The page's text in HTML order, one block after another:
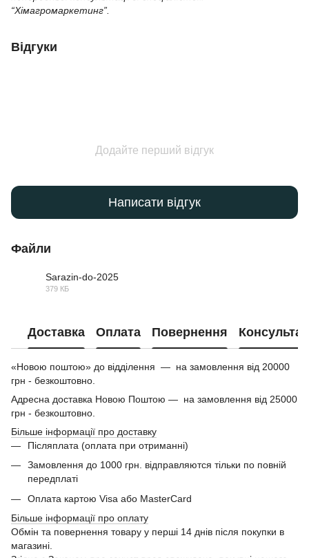
“Хімагромаркетинг”.
Відгуки
Додайте перший відгук
Написати відгук
Файли
Sarazin-do-2025
379 КБ
Доставка Оплата Повернення
«Новою поштою» до відділення — на замовлення від 20000
грн - безкоштовно.
Адресна доставка Новою Поштою — на замовлення від 25000
грн - безкоштовно.
Більше інформації про доставку
Післяплата (оплата при отриманні)
Замовлення до 1000 грн. відправляются тільки по повній
передплаті
Оплата картою Visa або MasterCard
Більше інформації про оплату
Обмін та повернення товару у перші 14 днів після покупки в
магазині.